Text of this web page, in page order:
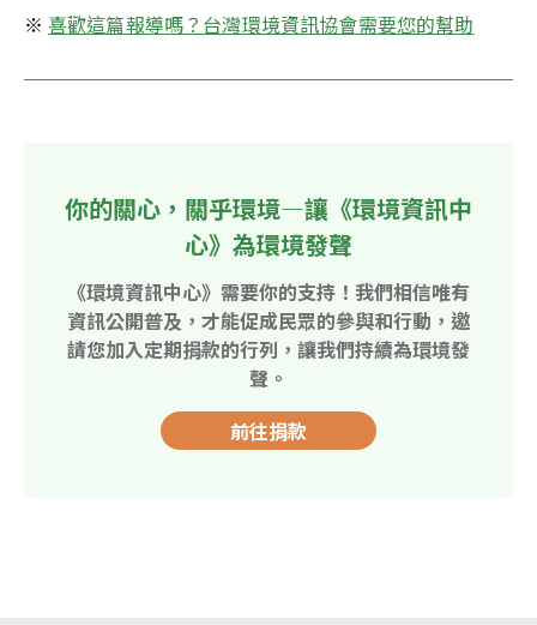
※ 喜歡這篇報導嗎？台灣環境資訊協會需要您的幫助
你的關心，關乎環境—讓《環境資訊中
心》為環境發聲
《環境資訊中心》需要你的支持！我們相信唯有
資訊公開普及，才能促成民眾的參與和行動，邀
請您加入定期捐款的行列，讓我們持續為環境發
聲。
前往捐款